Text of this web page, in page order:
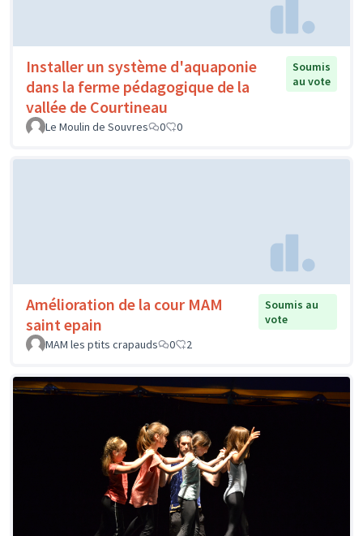
Installer un système d'aquaponie
dans la ferme pédagogique de la
vallée de Courtineau
Soumis
au vote
Le Moulin de Souvres 0 0
Amélioration de la cour MAM
saint epain
Soumis au
vote
MAM les ptits crapauds
0 2